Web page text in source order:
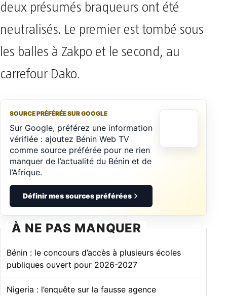
deux présumés braqueurs ont été
neutralisés. Le premier est tombé sous
les balles à Zakpo et le second, au
carrefour Dako.
SOURCE PRÉFÉRÉE SUR GOOGLE
Sur Google, préférez une information
vérifiée : ajoutez Bénin Web TV
comme source préférée pour ne rien
manquer de l’actualité du Bénin et de
l’Afrique.
Définir mes sources préférées
À NE PAS MANQUER
Bénin : le concours d’accès à plusieurs écoles
publiques ouvert pour 2026-2027
Nigeria : l’enquête sur la fausse agence